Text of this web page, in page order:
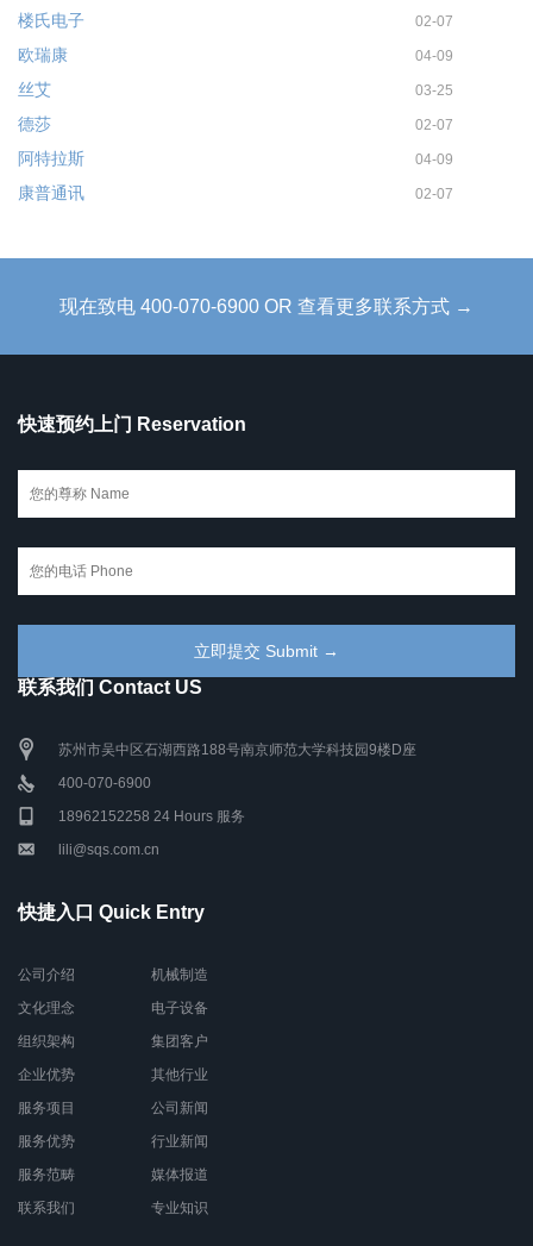
楼氏电子 02-07
欧瑞康 04-09
丝艾 03-25
德莎 02-07
阿特拉斯 04-09
康普通讯 02-07
现在致电 400-070-6900 OR 查看更多联系方式 →
快速预约上门 Reservation
联系我们 Contact US
苏州市吴中区石湖西路188号南京师范大学科技园9楼D座
400-070-6900
18962152258 24 Hours 服务
lili@sqs.com.cn
快捷入口 Quick Entry
公司介绍
文化理念
组织架构
企业优势
服务项目
服务优势
服务范畴
联系我们
机械制造
电子设备
集团客户
其他行业
公司新闻
行业新闻
媒体报道
专业知识